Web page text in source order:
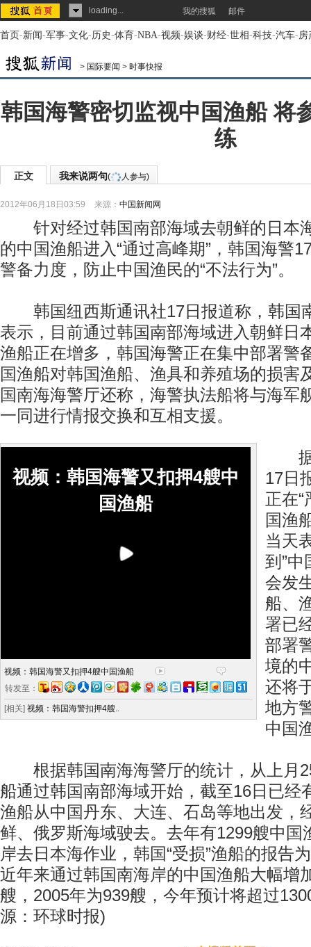
loading... 我的搜狐 邮件
首页-新闻-军事-文化-历史-体育-NBA-视频-娱谈-财经-世相-科技-汽车-房
> 国际要闻 > 时事快报
韩国海警密切监视中国渔船 将
练
正文 我来说两句( 人参与)
2012年06月18日03:59 来源： 中国新闻网
针对经过韩国南部海域去朝鲜的日本
的中国渔船进入“通过高峰期”，韩国海警
警备力度，防止中国渔民的“不法行为”。
韩国纽西斯通讯社17日报道称，韩国
表示，目前通过韩国南部海域进入朝鲜日
渔船正在增多，韩国海警正在集中部署警
国渔船对韩国渔船、渔具和养殖场的损害
国南海海警厅还称，海警执法船将与海军
一同进行情报交换和互相支援。
视频：韩国海警又扣押4艘中
国渔船
视频：韩国海警又扣押4艘中国渔船
转发至：
[相关] 视频：韩国海警扣押4艘..
据
17日
正在“
国渔
当天
到”中
会发
船、
署已
部署
境的
还将
地方
中国
根据韩国南海海警厅的统计，从上月
船通过韩国南部海域开始，截至16日已经
渔船从中国丹东、大连、石岛等地出发，
鲜、俄罗斯海域驶去。去年有1299艘中国
岸去日本海作业，韩国“受损”渔船的报告
近年来通过韩国南海岸的中国渔船大幅增
艘，2005年为939艘，今年预计将超过
源：环球时报)